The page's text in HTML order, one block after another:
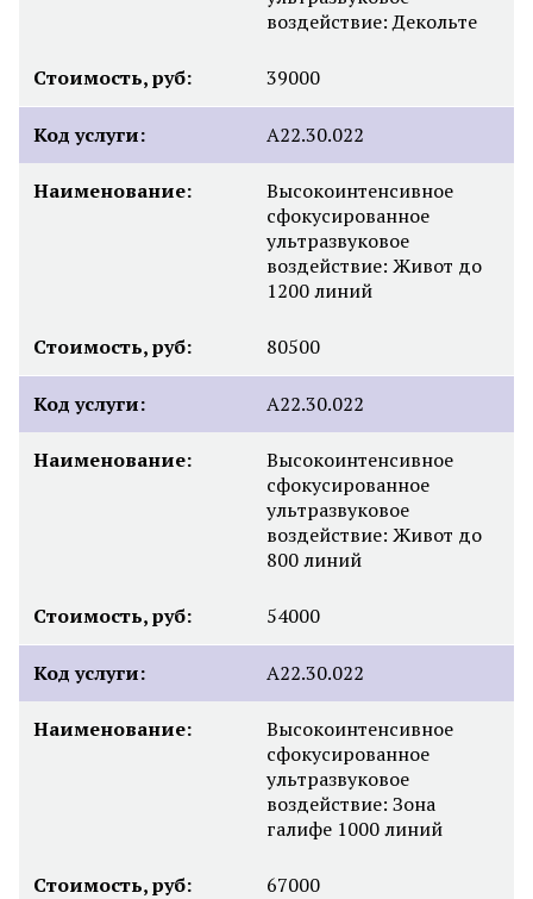
воздействие: Декольте
Стоимость, руб: 39000
Код услуги: А22.30.022
Наименование:
Высокоинтенсивное
сфокусированное
ультразвуковое
воздействие: Живот до
1200 линий
Стоимость, руб: 80500
Код услуги: А22.30.022
Наименование:
Высокоинтенсивное
сфокусированное
ультразвуковое
воздействие: Живот до
800 линий
Стоимость, руб: 54000
Код услуги: А22.30.022
Наименование:
Высокоинтенсивное
сфокусированное
ультразвуковое
воздействие: Зона
галифе 1000 линий
Стоимость, руб: 67000